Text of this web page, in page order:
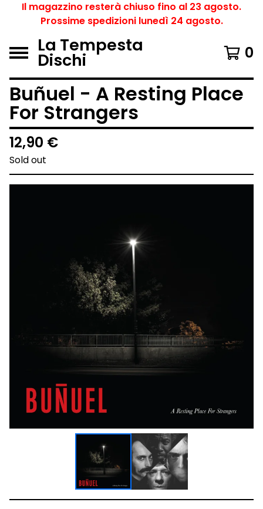
Il magazzino resterà chiuso fino al 23 agosto.
Prossime spedizioni lunedì 24 agosto.
La Tempesta
Dischi 0
Buñuel - A Resting Place
For Strangers
12,90 €
Sold out